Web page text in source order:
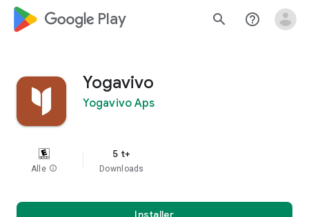
google_logo Play search help_outline
Yogavivo
Yogavivo Aps
Alle info
5 t+
Downloads
Installer